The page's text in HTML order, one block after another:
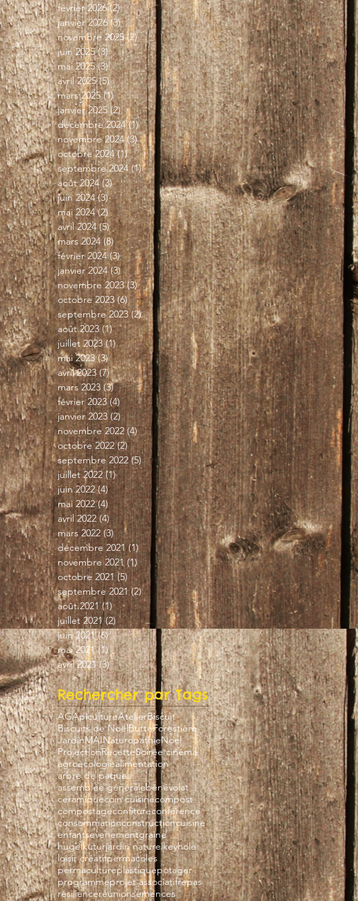
février 2026 (2)2 posts
janvier 2026 (3)3 posts
novembre 2025 (2)2 posts
juin 2025 (3)3 posts
mai 2025 (3)3 posts
avril 2025 (5)5 posts
mars 2025 (1)1 post
janvier 2025 (2)2 posts
décembre 2024 (1)1 post
novembre 2024 (3)3 posts
octobre 2024 (1)1 post
septembre 2024 (1)1 post
août 2024 (3)3 posts
juin 2024 (3)3 posts
mai 2024 (2)2 posts
avril 2024 (5)5 posts
mars 2024 (8)8 posts
février 2024 (3)3 posts
janvier 2024 (3)3 posts
novembre 2023 (3)3 posts
octobre 2023 (6)6 posts
septembre 2023 (2)2 posts
août 2023 (1)1 post
juillet 2023 (1)1 post
mai 2023 (3)3 posts
avril 2023 (7)7 posts
mars 2023 (3)3 posts
février 2023 (4)4 posts
janvier 2023 (2)2 posts
novembre 2022 (4)4 posts
octobre 2022 (2)2 posts
septembre 2022 (5)5 posts
juillet 2022 (1)1 post
juin 2022 (4)4 posts
mai 2022 (4)4 posts
avril 2022 (4)4 posts
mars 2022 (3)3 posts
décembre 2021 (1)1 post
novembre 2021 (1)1 post
octobre 2021 (5) 5 posts
septembre 2021 (2)2 posts
août 2021 (1)1 post
juillet 2021 (2)2 posts
juin 2021 (6)6 posts
mai 2021 (1)1 post
avril 2021 (3)3 posts
Rechercher par Tags
AGApicultureAtelierBiscuit
Biscuits de NoëlButteForestière
JardinMAINaturopathieNoel
ProjectionRecetteSoirée cinéma
agroécologiealimentation
arbre de paques
assemblée généralebénévolat
ceramiquecoin cuisinecompost
compostageconfitureconférence
consommationconstructioncuisine
enfantsevenementgraine
hugelkuturjardin naturelkeyhole
loisir créatifpermacoles
permacultureplastiquepotager
programmeprojet associatifrepas
résilienceréunionsemences